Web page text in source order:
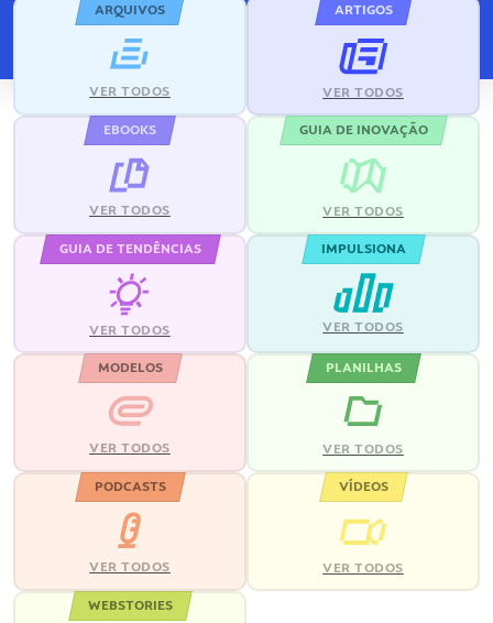
ARQUIVOS
VER TODOS
ARTIGOS
VER TODOS
EBOOKS
VER TODOS
GUIA DE INOVAÇÃO
VER TODOS
GUIA DE TENDÊNCIAS
VER TODOS
IMPULSIONA
VER TODOS
MODELOS
VER TODOS
PLANILHAS
VER TODOS
PODCASTS
VER TODOS
VÍDEOS
VER TODOS
WEBSTORIES